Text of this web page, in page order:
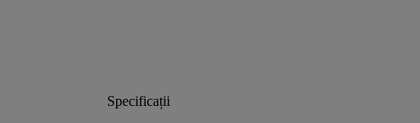
Specificații